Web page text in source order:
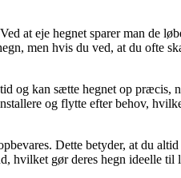
at eje hegnet sparer man de
men hvis du ved, at du ofte
og kan sætte hegnet op præcis,
og flytte efter behov,
Dette betyder, at du
hvilket gør deres hegn ideelle til